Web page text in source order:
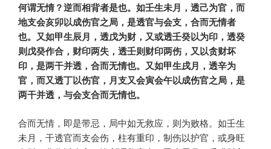
何谓无情？逆而相背者是也。如壬生未月，透己为官，而
地支会亥卯以成伤官之局，是透官与会支，合而无情者
也。又如甲生辰月，透戊为财，又或透壬癸以为印，透癸
则戊癸作合，财印两失，透壬则财印两伤，又以贪财坏
印，是两干并透，合而无情也。又如甲生戌月，透辛为
官，而又透丁以伤官，月支又会寅会午以成伤官之局，是
两干并透，与会支合而无情也。
合而无情，即是带忌，局中如无救应，则为败格。如壬生
未月，干透官而支会伤，柱有重印，制伤以护官，或身旺